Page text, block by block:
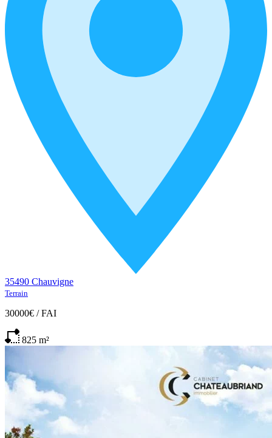
35490 Chauvigne
Terrain
30000€ / FAI
825 m²